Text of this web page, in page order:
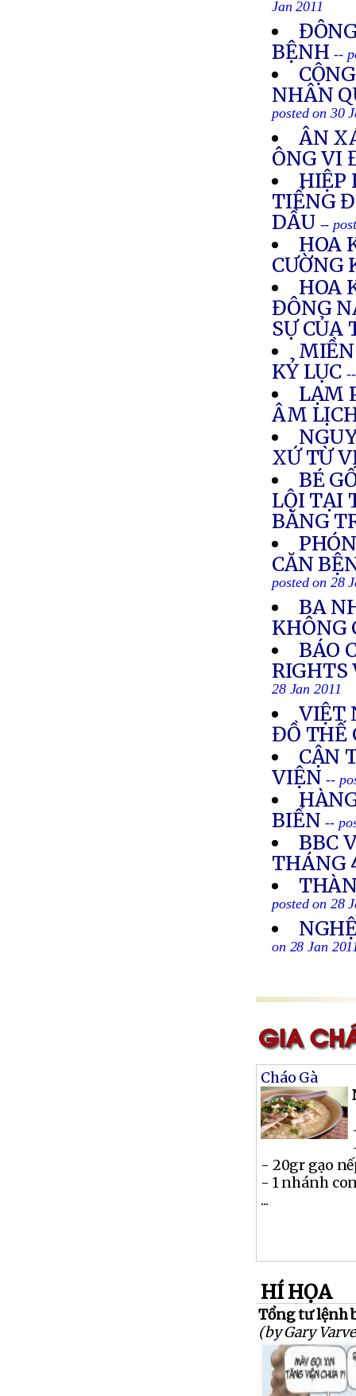
Jan 2011
BỆNH --
NHÂN
posted on 30
ÂN
ÔNG VI
HIỆP
TIẾNG
DẦU --
HOA
CƯỜNG
HOA
ĐÔNG
SỰ CỦA
KỶ LỤC
LẠM
ÂM
XỨ TỪ
BÉ
LỘI TẠI
BĂNG
CĂN
posted on 28
BA
KHÔNG
BÁO
RIGHTS
28 Jan 2011
VIỆT
ĐỒ THẾ
CẬN
VIỆN--
BIỂN --
BBC
THÁNG
posted on 28
on 28 Jan
Cháo Gà
- 20gr gạo
- 1 nhánh
...
HÍ HỌA
Tổng tư lệnh
(by Gary